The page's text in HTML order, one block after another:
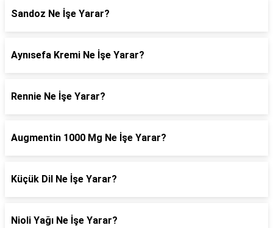
Sandoz Ne İşe Yarar?
Aynısefa Kremi Ne İşe Yarar?
Rennie Ne İşe Yarar?
Augmentin 1000 Mg Ne İşe Yarar?
Küçük Dil Ne İşe Yarar?
Nioli Yağı Ne İşe Yarar?